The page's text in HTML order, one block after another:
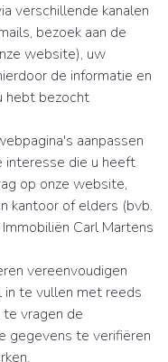
verschillende kanalen
bezoek aan de
website), uw
de informatie en
hebt bezocht
aanpassen
interesse die u heeft
op onze website,
kantoor of elders (bvb.
Carl Martens
vereenvoudigen
te vullen met reeds
vragen de
gegevens te verifiëren